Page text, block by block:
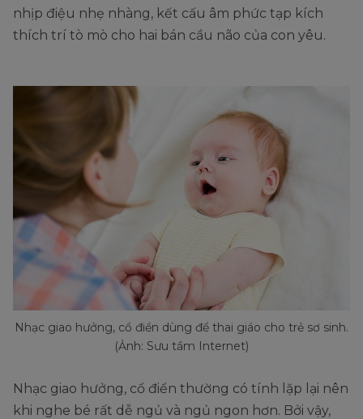
nhịp điệu nhẹ nhàng, kết cấu âm phức tạp kích
thích trí tò mò cho hai bán cầu não của con yêu.
Nhạc giao hưởng, cổ điển dùng để thai giáo cho trẻ sơ sinh.
(Ảnh: Sưu tầm Internet)
Nhạc giao hưởng, cổ điển thường có tính lặp lại nên
khi nghe bé rất dễ ngủ và ngủ ngon hơn. Bởi vậy,